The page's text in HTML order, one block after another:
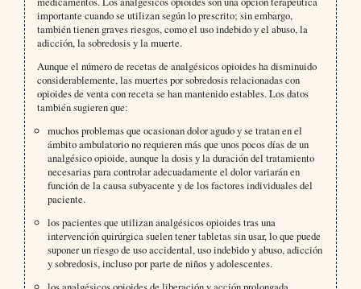
importante cuando se utilizan según lo prescrito; sin embargo,
también tienen graves riesgos, como el uso indebido y el abuso, la
adicción, la sobredosis y la muerte.
Aunque el número de recetas de analgésicos opioides ha disminuido
considerablemente, las muertes por sobredosis relacionadas con
opioides de venta con receta se han mantenido estables. Los datos
también sugieren que:
muchos problemas que ocasionan dolor agudo y se tratan en el
ámbito ambulatorio no requieren más que unos pocos días de un
analgésico opioide, aunque la dosis y la duración del tratamiento
necesarias para controlar adecuadamente el dolor variarán en
función de la causa subyacente y de los factores individuales del
paciente.
los pacientes que utilizan analgésicos opioides tras una
intervención quirúrgica suelen tener tabletas sin usar, lo que puede
suponer un riesgo de uso accidental, uso indebido y abuso, adicción
y sobredosis, incluso por parte de niños y adolescentes.